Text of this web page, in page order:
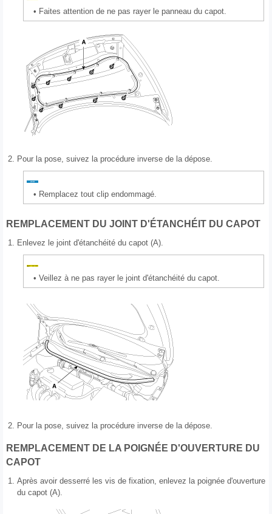
• Faites attention de ne pas rayer le panneau du capot.
2. Pour la pose, suivez la procédure inverse de la dépose.
• Remplacez tout clip endommagé.
REMPLACEMENT DU JOINT D'ÉTANCHÉIT DU CAPOT
1. Enlevez le joint d'étanchéité du capot (A).
• Veillez à ne pas rayer le joint d'étanchéité du capot.
2. Pour la pose, suivez la procédure inverse de la dépose.
REMPLACEMENT DE LA POIGNÉE D'OUVERTURE DU
CAPOT
1. Après avoir desserré les vis de fixation, enlevez la poignée d'ouverture
du capot (A).